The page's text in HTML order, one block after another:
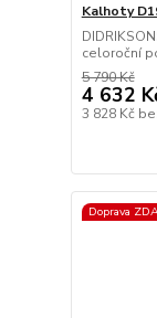
Kalhoty
celoroční
5 790 Kč
4 632
3 828 Kč
Doprava